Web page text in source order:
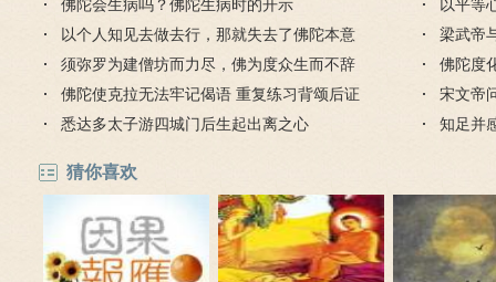
佛陀会生病吗？佛陀生病时的开示
以个人知见去做去行，那就失去了佛陀本意
须弥罗为建僧坊而力尽，佛为度众生而不辞
疲苦
佛陀使克拉无法牢记偈语 重复练习背颂后证
得初果
悉达多太子游四城门后生起出离之心
以平等
梁武帝
是哪个
佛陀度
宋文帝
知足并
猜你喜欢